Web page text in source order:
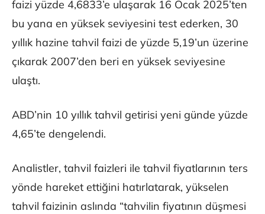
faizi yüzde 4,6833’e ulaşarak 16 Ocak 2025’ten
bu yana en yüksek seviyesini test ederken, 30
yıllık hazine tahvil faizi de yüzde 5,19’un üzerine
çıkarak 2007’den beri en yüksek seviyesine
ulaştı.
ABD’nin 10 yıllık tahvil getirisi yeni günde yüzde
4,65’te dengelendi.
Analistler, tahvil faizleri ile tahvil fiyatlarının ters
yönde hareket ettiğini hatırlatarak, yükselen
tahvil faizinin aslında “tahvilin fiyatının düşmesi